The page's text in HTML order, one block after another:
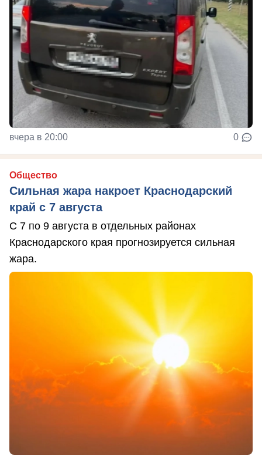
вчера в 20:00 0
Общество
Сильная жара накроет Краснодарский
край с 7 августа
С 7 по 9 августа в отдельных районах
Краснодарского края прогнозируется сильная
жара.